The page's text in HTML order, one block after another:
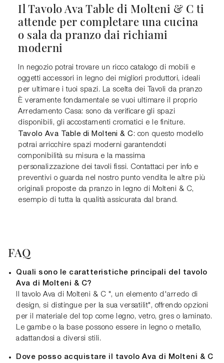
Il Tavolo Ava Table di Molteni & C ti
attende per completare una cucina
o sala da pranzo dai richiami
moderni
In negozio potrai trovare un ricco catalogo di mobili e
oggetti accessori in legno dei migliori produttori, ideali
per ultimare i tuoi spazi. La scelta dei Tavoli da pranzo
È veramente fondamentale se vuoi ultimare il proprio
Arredamento Casa: sono da verificare gli spazi
disponibili, gli accostamenti cromatici e le finiture.
Tavolo Ava Table di Molteni & C : con questo modello
potrai arricchire spazi moderni garantendoti
componibilità su misura e la massima
personalizzazione dei tavoli fissi. Contattaci per info e
preventivi o guarda nel nostro punto vendita le altre più
originali proposte da pranzo in legno di Molteni & C,
esempio di tutta la qualità assicurata dal brand.
FAQ
Quali sono le caratteristiche principali del tavolo
Ava di Molteni & C?
Il tavolo Ava di Molteni & C ", un elemento d'arredo di
design, si distingue per la sua versatilit", offrendo opzioni
per il materiale del top come legno, vetro, gres o laminato.
Le gambe o la base possono essere in legno o metallo,
adattandosi a diversi stili.
Dove posso acquistare il tavolo Ava di Molteni & C